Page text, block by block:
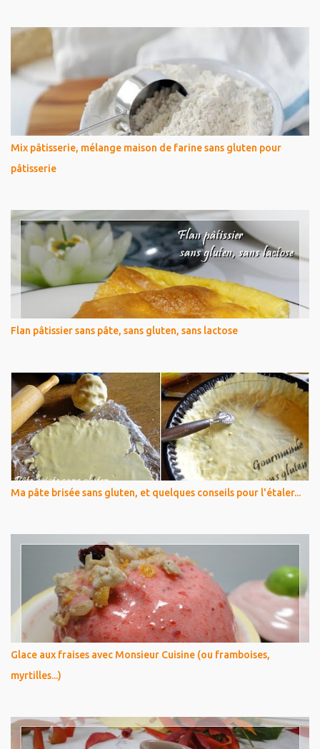
Mix pâtisserie, mélange maison de farine sans gluten pour
pâtisserie
Flan pâtissier sans pâte, sans gluten, sans lactose
Ma pâte brisée sans gluten, et quelques conseils pour l'étaler...
Glace aux fraises avec Monsieur Cuisine (ou framboises,
myrtilles...)